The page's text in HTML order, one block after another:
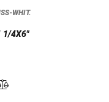
WHIT.
1/4X6"